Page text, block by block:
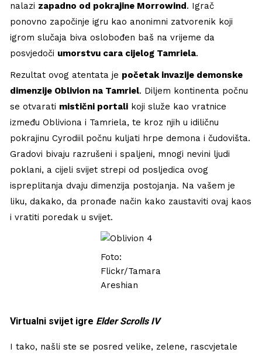
nalazi zapadno od pokrajine Morrowind. Igrač
ponovno započinje igru kao anonimni zatvorenik koji
igrom slučaja biva oslobođen baš na vrijeme da
posvjedoči umorstvu cara cijelog Tamriela.
Rezultat ovog atentata je početak invazije demonske
dimenzije Oblivion na Tamriel. Diljem kontinenta počnu
se otvarati mistični portali koji služe kao vratnice
između Obliviona i Tamriela, te kroz njih u idiličnu
pokrajinu Cyrodiil počnu kuljati hrpe demona i čudovišta.
Gradovi bivaju razrušeni i spaljeni, mnogi nevini ljudi
poklani, a cijeli svijet strepi od posljedica ovog
ispreplitanja dvaju dimenzija postojanja. Na vašem je
liku, dakako, da pronađe način kako zaustaviti ovaj kaos
i vratiti poredak u svijet.
Foto:
Flickr/Tamara
Areshian
Virtualni svijet igre Elder Scrolls IV
I tako, našli ste se posred velike, zelene, rascvjetale